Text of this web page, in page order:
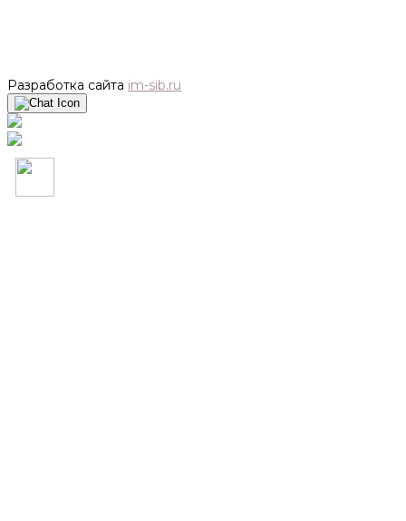
Разработка сайта im-sib.ru